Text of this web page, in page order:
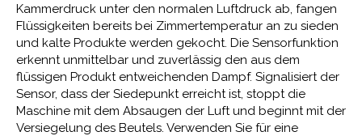
Kammerdruck unter den normalen Luftdruck ab, fangen
Flüssigkeiten bereits bei Zimmertemperatur an zu sieden
und kalte Produkte werden gekocht. Die Sensorfunktion
erkennt unmittelbar und zuverlässig den aus dem
flüssigen Produkt entweichenden Dampf. Signalisiert der
Sensor, dass der Siedepunkt erreicht ist, stoppt die
Maschine mit dem Absaugen der Luft und beginnt mit der
Versiegelung des Beutels. Verwenden Sie für eine